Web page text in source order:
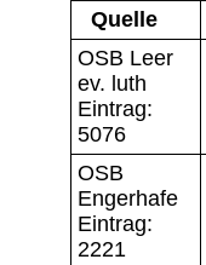
Quelle
OSB Leer
ev. luth
Eintrag:
5076
OSB
Engerhafe
Eintrag:
2221